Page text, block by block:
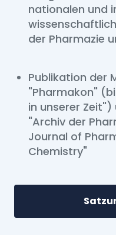
nationalen und
der Pharmazie
Publikation der
"Pharmakon"
in unserer
"Archiv der
Journal of
Chemistry"